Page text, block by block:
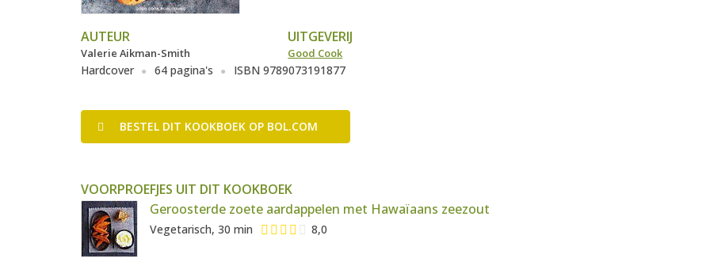
AUTEUR
Valerie Aikman-Smith
UITGEVERIJ
Good Cook
Hardcover 64 pagina's ISBN 9789073191877
BESTEL DIT KOOKBOEK OP BOL.COM
VOORPROEFJES UIT DIT KOOKBOEK
Geroosterde zoete aardappelen met Hawaïaans zeezout
Vegetarisch, 30 min 8,0